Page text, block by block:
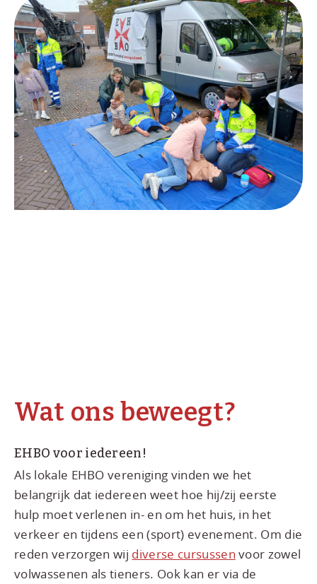
Wat ons beweegt?
EHBO voor iedereen!
Als lokale EHBO vereniging vinden we het
belangrijk dat iedereen weet hoe hij/zij eerste
hulp moet verlenen in- en om het huis, in het
verkeer en tijdens een (sport) evenement. Om die
reden verzorgen wij diverse cursussen voor zowel
volwassenen als tieners. Ook kan er via de